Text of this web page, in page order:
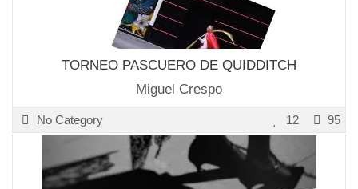
TORNEO PASCUERO DE QUIDDITCH
Miguel Crespo
No Category 95
12